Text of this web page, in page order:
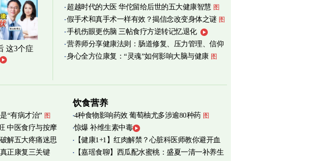
这3个症
超越时代的大医 华佗留给后世的五大健康智慧 图
假手术和真手术一样有效？揭信念改变身体之谜 图
手机伤眼更伤脑 三帖食疗方逆转记忆退化
营养师分享健康法则：肠道修复、压力管理、信仰
实践 图
身心全方位康复：“灵魂”如何影响大脑与健康 图
“有病才治” 图
中医食疗与按摩
解五大疼痛迷思
正康复三关键
饮食营养
4种食物影响药效 葡萄柚尤多涉逾80种药 图
惊爆 补维生素中毒
【健康1+1】红肉解禁？心脏科医师教你避开血
管伤害
【嘉瑶食聊】西瓜配水蜜桃：盛夏一清一补养生